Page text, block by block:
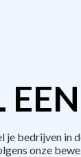
bedrijven in
onze